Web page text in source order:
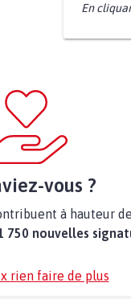
En
vous ?
à hauteur
750 nouvelles
rien faire de plus